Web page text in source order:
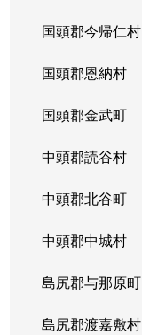
国頭郡今帰仁村
国頭郡恩納村
国頭郡金武町
中頭郡読谷村
中頭郡北谷町
中頭郡中城村
島尻郡与那原町
島尻郡渡嘉敷村